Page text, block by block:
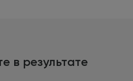
в результате